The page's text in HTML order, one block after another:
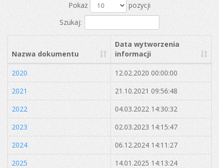
Pokaż
pozycji
Szukaj:
Nazwa dokumentu
Data wytworzenia
informacji
2020
12.02.2020 00:00:00
2021
21.10.2021 09:56:48
2022
04.03.2022 14:30:32
2023
02.03.2023 14:15:47
2024
06.12.2024 14:11:27
2025
14.01.2025 14:13:24